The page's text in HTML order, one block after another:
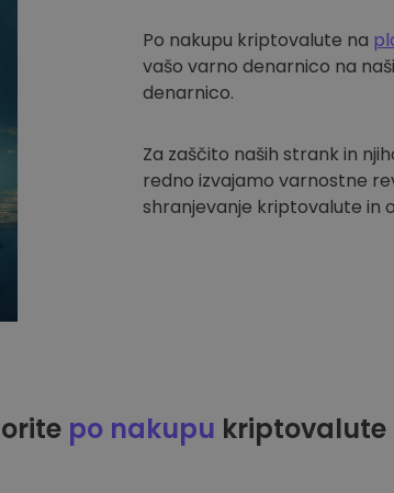
Po nakupu kriptovalute na
vašo varno denarnico na
denarnico.
Za zaščito naših strank in
redno izvajamo varnostne
shranjevanje kriptovalute in
po nakupu kriptovalute